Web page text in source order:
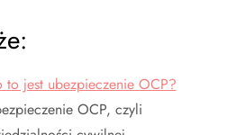
to jest ubezpieczenie OCP?
OCP, czyli